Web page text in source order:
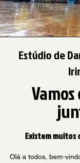
Estúdio de
Existem muitos
Olá a todos, bem-